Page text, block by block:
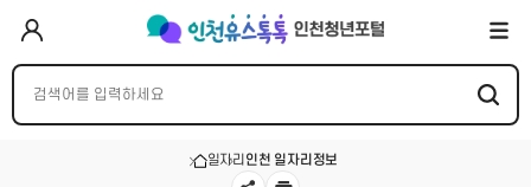
일자리 인천 일자리정보